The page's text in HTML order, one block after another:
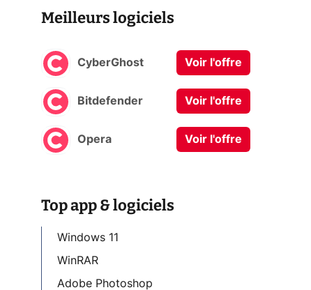
Meilleurs logiciels
CyberGhost Voir l'offre
Bitdefender Voir l'offre
Opera Voir l'offre
Top app & logiciels
Windows 11
WinRAR
Adobe Photoshop